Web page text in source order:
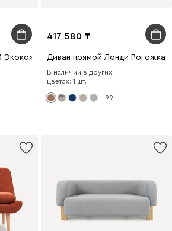
Экокожа Черный
417 580
Диван прямой Лонди Рогожка
В наличии в других
цветах: 1 шт.
+99